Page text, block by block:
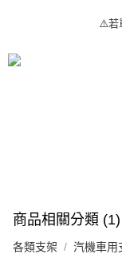
⚠️若
商品相關分類 (1)
各類支架 汽機車用